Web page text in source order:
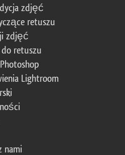
zdjęć
retuszu
zdjęć
retuszu
Lightroom
nami